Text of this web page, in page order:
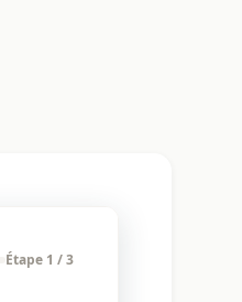
Étape 1 / 3